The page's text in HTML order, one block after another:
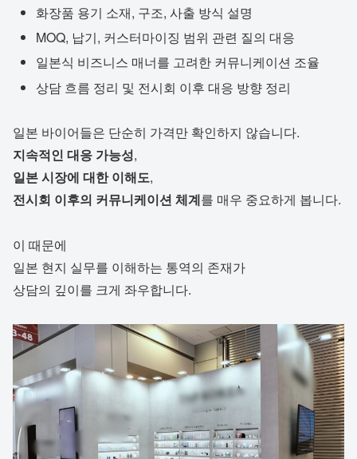
화장품 용기 소재, 구조, 사출 방식 설명
MOQ, 납기, 커스터마이징 범위 관련 질의 대응
일본식 비즈니스 매너를 고려한 커뮤니케이션 조율
상담 흐름 정리 및 전시회 이후 대응 방향 정리
일본 바이어들은 단순히 가격만 확인하지 않습니다.
지속적인 대응 가능성,
일본 시장에 대한 이해도,
전시회 이후의 커뮤니케이션 체계를 매우 중요하게 봅니다.
이 때문에
일본 현지 실무를 이해하는 통역의 존재가
상담의 깊이를 크게 좌우합니다.